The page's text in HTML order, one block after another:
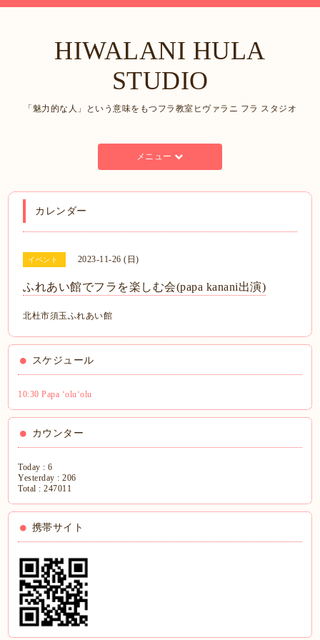
HIWALANI HULA
STUDIO
「魅力的な人」という意味をもつフラ教室ヒヴァラニ フラ スタジオ
メニュー
カレンダー
イベント 2023-11-26 (日)
ふれあい館でフラを楽しむ会(papa kanani出演)
北杜市須玉ふれあい館
スケジュール
10:30 Papa ʻoluʻolu
カウンター
Today :6
Yesterday :206
Total :247011
携帯サイト